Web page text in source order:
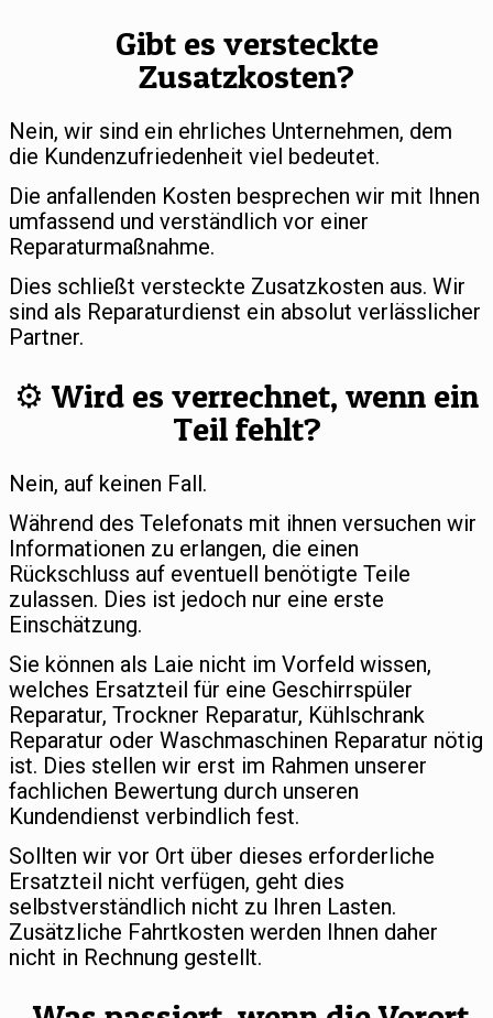
Gibt es versteckte
Zusatzkosten?
Nein, wir sind ein ehrliches Unternehmen, dem
die Kundenzufriedenheit viel bedeutet.
Die anfallenden Kosten besprechen wir mit Ihnen
umfassend und verständlich vor einer
Reparaturmaßnahme.
Dies schließt versteckte Zusatzkosten aus. Wir
sind als Reparaturdienst ein absolut verlässlicher
Partner.
⚙️ Wird es verrechnet, wenn ein
Teil fehlt?
Nein, auf keinen Fall.
Während des Telefonats mit ihnen versuchen wir
Informationen zu erlangen, die einen
Rückschluss auf eventuell benötigte Teile
zulassen. Dies ist jedoch nur eine erste
Einschätzung.
Sie können als Laie nicht im Vorfeld wissen,
welches Ersatzteil für eine Geschirrspüler
Reparatur, Trockner Reparatur, Kühlschrank
Reparatur oder Waschmaschinen Reparatur nötig
ist. Dies stellen wir erst im Rahmen unserer
fachlichen Bewertung durch unseren
Kundendienst verbindlich fest.
Sollten wir vor Ort über dieses erforderliche
Ersatzteil nicht verfügen, geht dies
selbstverständlich nicht zu Ihren Lasten.
Zusätzliche Fahrtkosten werden Ihnen daher
nicht in Rechnung gestellt.